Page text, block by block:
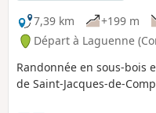
7,39 km
+199 m
Départ à Laguenne
Randonnée en sous-bois
de Saint-Jacques-de-